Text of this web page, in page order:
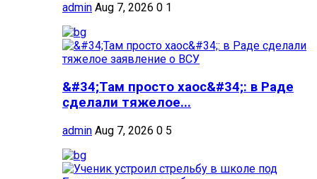
admin Aug 7, 2026 0 1
&#34;Там просто хаос&#34;: в Раде
сделали тяжелое...
admin Aug 7, 2026 0 5